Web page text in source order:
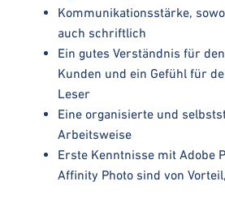
Kommunikationsstärke,
auch schriftlich
Ein gutes Verständnis für
Kunden und ein Gefühl für
Leser
Eine organisierte und
Arbeitsweise
Erste Kenntnisse mit Adobe
Affinity Photo sind von